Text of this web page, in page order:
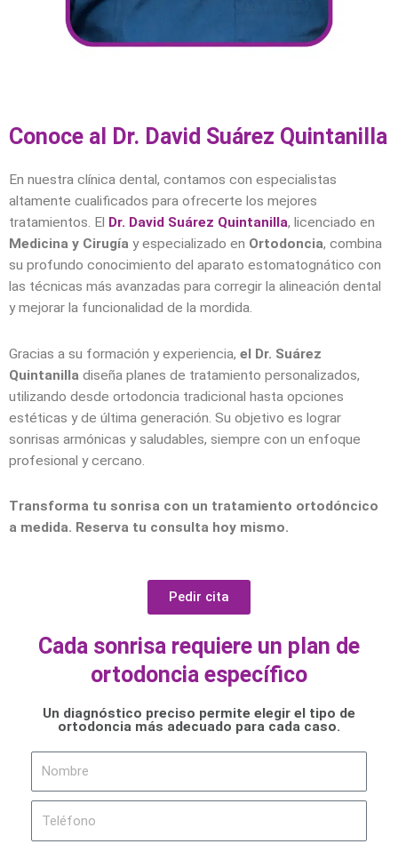
Conoce al Dr. David Suárez Quintanilla
En nuestra clínica dental, contamos con especialistas
altamente cualificados para ofrecerte los mejores
tratamientos. El Dr. David Suárez Quintanilla, licenciado en
Medicina y Cirugía y especializado en Ortodoncia, combina
su profundo conocimiento del aparato estomatognático con
las técnicas más avanzadas para corregir la alineación dental
y mejorar la funcionalidad de la mordida.
Gracias a su formación y experiencia, el Dr. Suárez
Quintanilla diseña planes de tratamiento personalizados,
utilizando desde ortodoncia tradicional hasta opciones
estéticas y de última generación. Su objetivo es lograr
sonrisas armónicas y saludables, siempre con un enfoque
profesional y cercano.
Transforma tu sonrisa con un tratamiento ortodóncico
a medida. Reserva tu consulta hoy mismo.
Pedir cita
Cada sonrisa requiere un plan de
ortodoncia específico
Un diagnóstico preciso permite elegir el tipo de
ortodoncia más adecuado para cada caso.